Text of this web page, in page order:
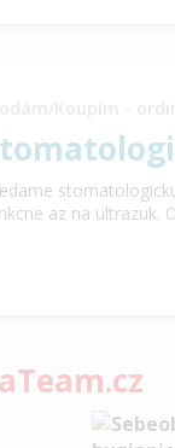
az na ultrazuk.